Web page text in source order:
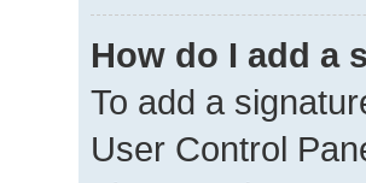
How do I add a
To add a
User Control